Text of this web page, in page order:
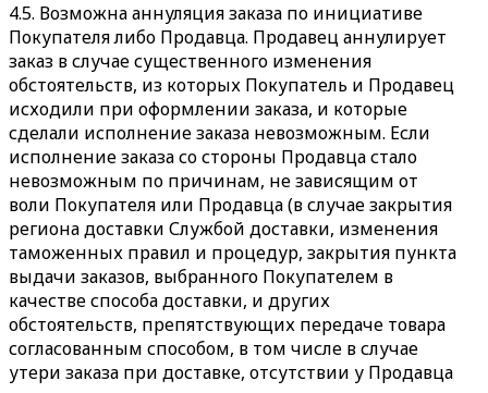
4.5. Возможна аннуляция заказа по инициативе
Покупателя либо Продавца. Продавец аннулирует
заказ в случае существенного изменения
обстоятельств, из которых Покупатель и Продавец
исходили при оформлении заказа, и которые
сделали исполнение заказа невозможным. Если
исполнение заказа со стороны Продавца стало
невозможным по причинам, не зависящим от
воли Покупателя или Продавца (в случае закрытия
региона доставки Службой доставки, изменения
таможенных правил и процедур, закрытия пункта
выдачи заказов, выбранного Покупателем в
качестве способа доставки, и других
обстоятельств, препятствующих передаче товара
согласованным способом, в том числе в случае
утери заказа при доставке, отсутствии у Продавца